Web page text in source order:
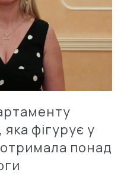
фігурує у
отримала понад